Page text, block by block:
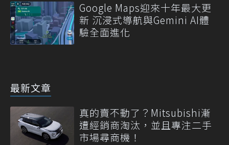
Google Maps迎來十年最大更
新 沉浸式導航與Gemini AI體
驗全面進化
最新文章
真的賣不動了？Mitsubishi漸
遭經銷商淘汰，並且專注二手
市場尋商機！